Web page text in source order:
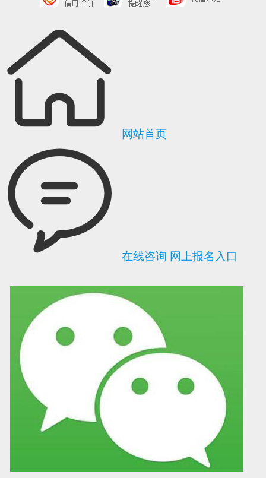
可信网站信用评 网络警察提醒你 诚信网站
网站首页
在线咨询 网上报名入口